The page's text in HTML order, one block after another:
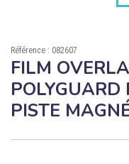
Contact
Référence : 082607
FILM
POLYGUARD
PISTE